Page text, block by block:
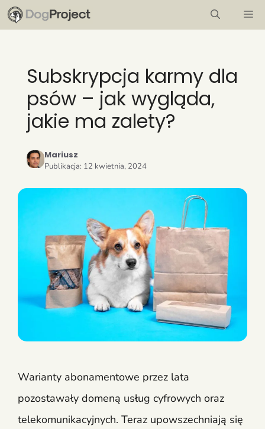
Przejdź
do
Subskrypcja karmy dla
psów – jak wygląda,
jakie ma zalety?
Mariusz
Publikacja: 12 kwietnia, 2024
Warianty abonamentowe przez lata
pozostawały domeną usług cyfrowych oraz
telekomunikacyjnych. Teraz upowszechniają się